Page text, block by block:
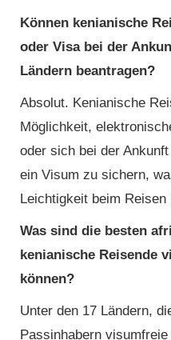
Können kenianische
oder Visa bei der
Ländern beantragen?
Absolut. Kenianische
Möglichkeit,
oder sich bei der
ein Visum zu sichern,
Leichtigkeit beim Reisen
Was sind die besten
kenianische Reisende
können?
Unter den 17 Ländern,
Passinhabern